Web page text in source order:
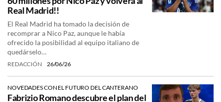
Real Madrid!!
El Real Madrid ha tomado la decisión de
recomprar a Nico Paz, aunque le había
ofrecido la posibilidad al equipo italiano de
quedárselo…
REDACCIÓN 26/06/26
NOVEDADES CON EL FUTURO DEL CANTERANO
Fabrizio Romano descubre el plan del